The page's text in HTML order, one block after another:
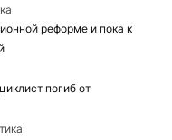
реформе и пока к
погиб от